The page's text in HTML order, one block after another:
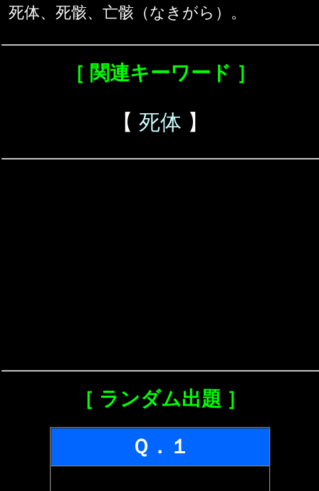
死体、死骸、亡骸（なきがら）。
［ 関連キーワード ］
【 死体 】
［ ランダム出題 ］
Ｑ．１